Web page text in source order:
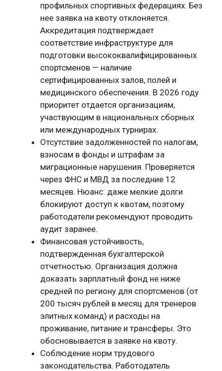
профильных спортивных федерациях. Без
нее заявка на квоту отклоняется.
Аккредитация подтверждает
соответствие инфраструктуре для
подготовки высококвалифицированных
спортсменов — наличие
сертифицированных залов, полей и
медицинского обеспечения. В 2026 году
приоритет отдается организациям,
участвующим в национальных сборных
или международных турнирах.
Отсутствие задолженностей по налогам,
взносам в фонды и штрафам за
миграционные нарушения. Проверяется
через ФНС и МВД за последние 12
месяцев. Нюанс: даже мелкие долги
блокируют доступ к квотам, поэтому
работодатели рекомендуют проводить
аудит заранее.
Финансовая устойчивость,
подтвержденная бухгалтерской
отчетностью. Организация должна
доказать зарплатный фонд не ниже
средней по региону для спортсменов (от
200 тысяч рублей в месяц для тренеров
элитных команд) и расходы на
проживание, питание и трансферы. Это
обосновывается в заявке на квоту.
Соблюдение норм трудового
законодательства. Работодатель